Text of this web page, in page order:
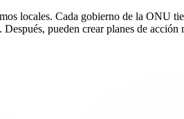
locales. Cada gobierno de la ONU
pueden crear planes de